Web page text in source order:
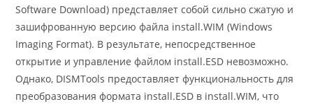
Software Download) представляет собой сильно сжатую и
зашифрованную версию файла install.WIM (Windows
Imaging Format). В результате, непосредственное
открытие и управление файлом install.ESD невозможно.
Однако, DISMTools предоставляет функциональность для
преобразования формата install.ESD в install.WIM, что